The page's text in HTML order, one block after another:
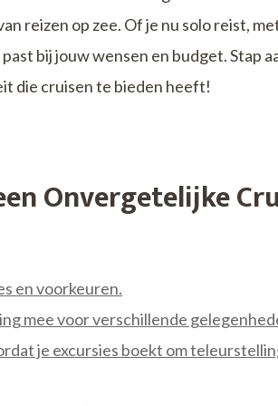
reizen op zee. Of je nu solo reist,
bij jouw wensen en budget. Stap
die cruisen te bieden heeft!
Onvergetelijke
en voorkeuren.
mee voor verschillende
je excursies boekt om